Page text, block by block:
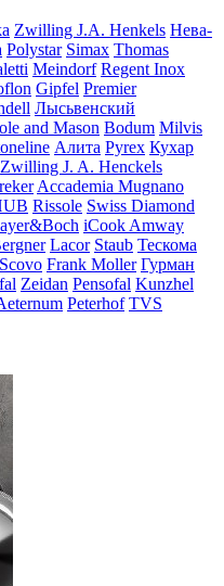
Zwilling J.A. Henkels Нева-
Polystar Simax Thomas
Meindorf Regent Inox
Gipfel Premier
Лысьвенский
and Mason Bodum Milvis
Алита Pyrex Кухар
Zwilling J. A. Henckels
Accademia Mugnano
Rissole Swiss Diamond
iCook Amway
Lacor Staub Тескома
Scovo Frank Moller Гурман
Zeidan Pensofal Kunzhel
Peterhof TVS